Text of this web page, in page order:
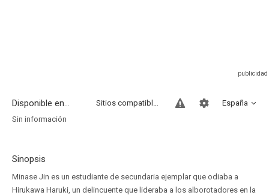
Disponible en... España
Sitios compatibles
Sin información
Sinopsis
Minase Jin es un estudiante de secundaria ejemplar que odiaba a
Hirukawa Haruki, un delincuente que lideraba a los alborotadores en la